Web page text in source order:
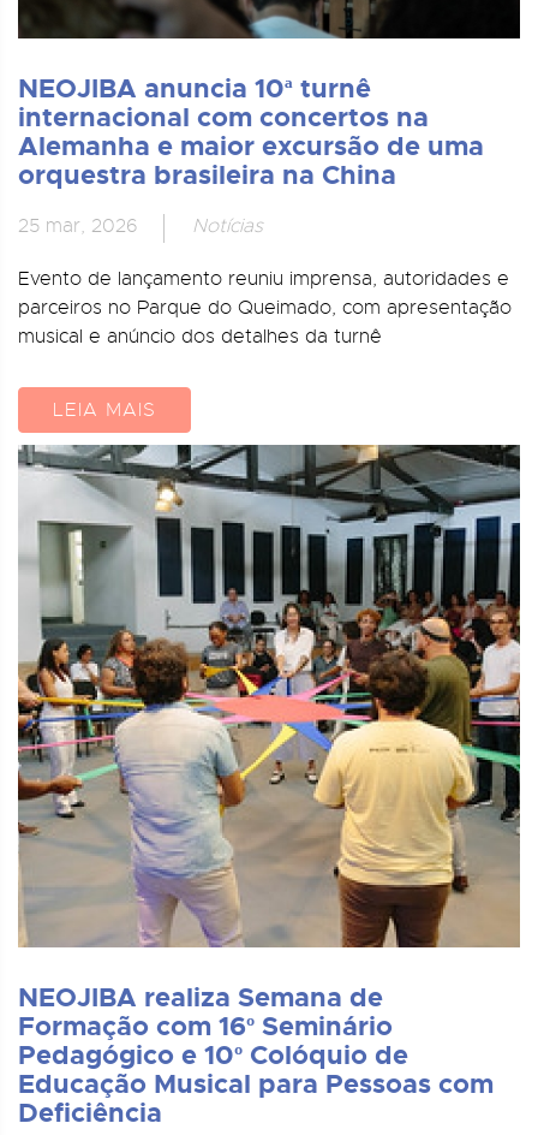
NEOJIBA anuncia 10ª turnê
internacional com concertos na
Alemanha e maior excursão de uma
orquestra brasileira na China
25 mar, 2026 Notícias
Evento de lançamento reuniu imprensa, autoridades e
parceiros no Parque do Queimado, com apresentação
musical e anúncio dos detalhes da turnê
LEIA MAIS
NEOJIBA realiza Semana de
Formação com 16º Seminário
Pedagógico e 10º Colóquio de
Educação Musical para Pessoas com
Deficiência